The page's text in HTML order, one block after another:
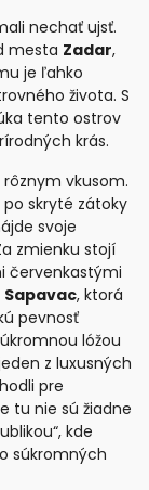
nechať ujsť.
mesta Zadar,
je ľahko
života. S
tento ostrov
krás.
vkusom.
skryté zátoky
svoje
zmienku stojí
červenkastými
Sapavac, ktorá
pevnosť
lóžou
z luxusných
pre
tu nie sú žiadne
kde
súkromných